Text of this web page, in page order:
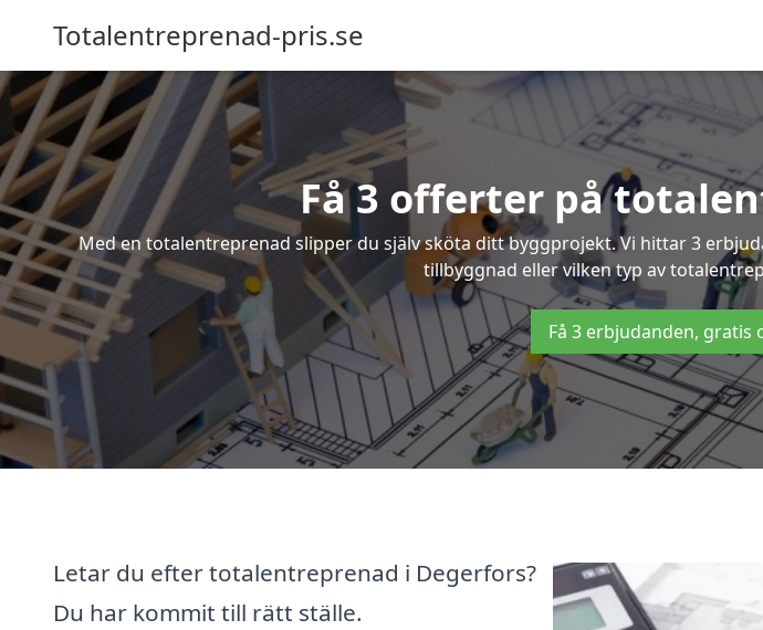
Totalentreprenad-pris.se
Få 3 offerter på
Med en totalentreprenad slipper du själv sköta ditt byggprojekt. Vi hittar 3
tillbyggnad eller vilken typ av
Få 3 erbjudanden,
Letar du efter totalentreprenad i Degerfors?
Du har kommit till rätt ställe.